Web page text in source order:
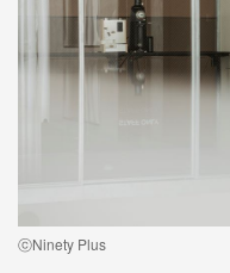
ⓒNinety Plus